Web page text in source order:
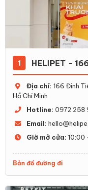
1 HELIPET -
Địa chỉ: 166 Đinh
Hồ Chí Minh
Hotline: 0972 258
Email:
Giờ mở cửa: 10:00
Bản đồ đường đi